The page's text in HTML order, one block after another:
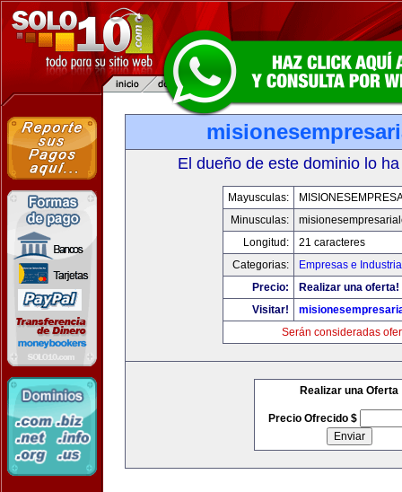
El dueño de este dominio lo
Mayusculas:
Minusculas:
Longitud:
21 caracteres
Categorias:
Empresas e
Precio:
Realizar una oferta!
Visitar!
Serán consideradas
Realizar una Oferta
Precio Ofrecido $